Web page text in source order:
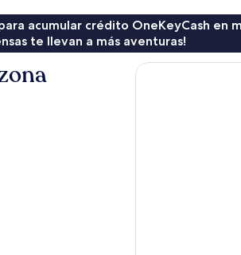
acumular crédito OneKeyCash en
te llevan a más aventuras!